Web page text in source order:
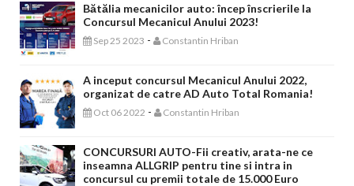
Bătălia mecanicilor auto: încep înscrierile la
Concursul Mecanicul Anului 2023!
Sep 25 2023 - Constantin Hriban
A inceput concursul Mecanicul Anului 2022,
organizat de catre AD Auto Total Romania!
Oct 06 2022 - Constantin Hriban
CONCURSURI AUTO-Fii creativ, arata-ne ce
inseamna ALLGRIP pentru tine si intra in
concursul cu premii totale de 15.000 Euro